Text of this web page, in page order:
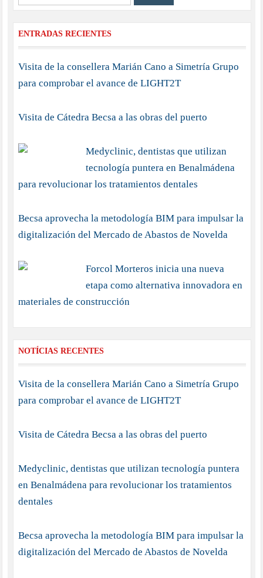
ENTRADAS RECIENTES
Visita de la consellera Marián Cano a Simetría Grupo
para comprobar el avance de LIGHT2T
Visita de Cátedra Becsa a las obras del puerto
Medyclinic, dentistas que utilizan
tecnología puntera en Benalmádena
para revolucionar los tratamientos dentales
Becsa aprovecha la metodología BIM para impulsar la
digitalización del Mercado de Abastos de Novelda
Forcol Morteros inicia una nueva
etapa como alternativa innovadora en
materiales de construcción
NOTÍCIAS RECENTES
Visita de la consellera Marián Cano a Simetría Grupo
para comprobar el avance de LIGHT2T
Visita de Cátedra Becsa a las obras del puerto
Medyclinic, dentistas que utilizan tecnología puntera
en Benalmádena para revolucionar los tratamientos
dentales
Becsa aprovecha la metodología BIM para impulsar la
digitalización del Mercado de Abastos de Novelda